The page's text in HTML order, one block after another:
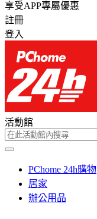
享受APP專屬優惠
註冊
登入
活動館
PChome 24h購物
居家
辦公用品